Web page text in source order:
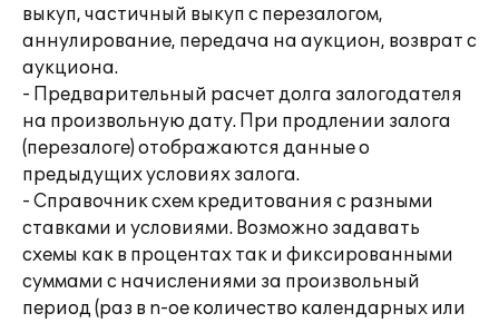
выкуп, частичный выкуп с перезалогом,
аннулирование, передача на аукцион, возврат с
аукциона.
- Предварительный расчет долга залогодателя
на произвольную дату. При продлении залога
(перезалоге) отображаются данные о
предыдущих условиях залога.
- Справочник схем кредитования с разными
ставками и условиями. Возможно задавать
схемы как в процентах так и фиксированными
суммами с начислениями за произвольный
период (раз в n-ое количество календарных или